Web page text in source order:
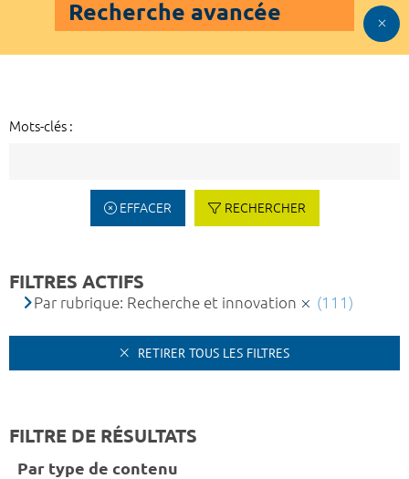
Recherche avancée
Mots-clés :
EFFACER RECHERCHER
FILTRES ACTIFS
Par rubrique: Recherche et innovation (111)
RETIRER TOUS LES FILTRES
FILTRE DE RÉSULTATS
Par type de contenu